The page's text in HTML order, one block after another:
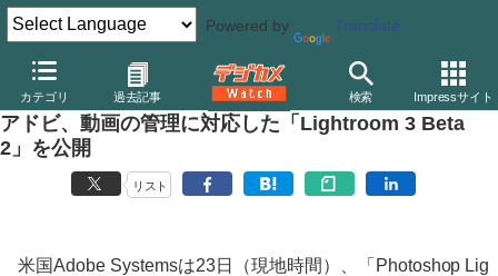
Powered by Translate
カテゴリ 過去記事 検索 Impressサイト
デジカメ Watch PC/モバイル関連 アプリ/ソフトウェア アップ
アドビ、動画の管理に対応した「Lightroom 3 Beta
2」を公開
リスト
米国Adobe Systemsは23日（現地時間）、「Photoshop Lig